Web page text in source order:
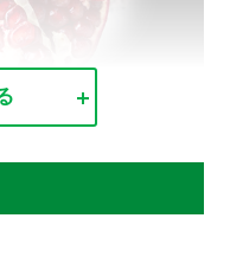
ぷり配合
らにビタミンB1、